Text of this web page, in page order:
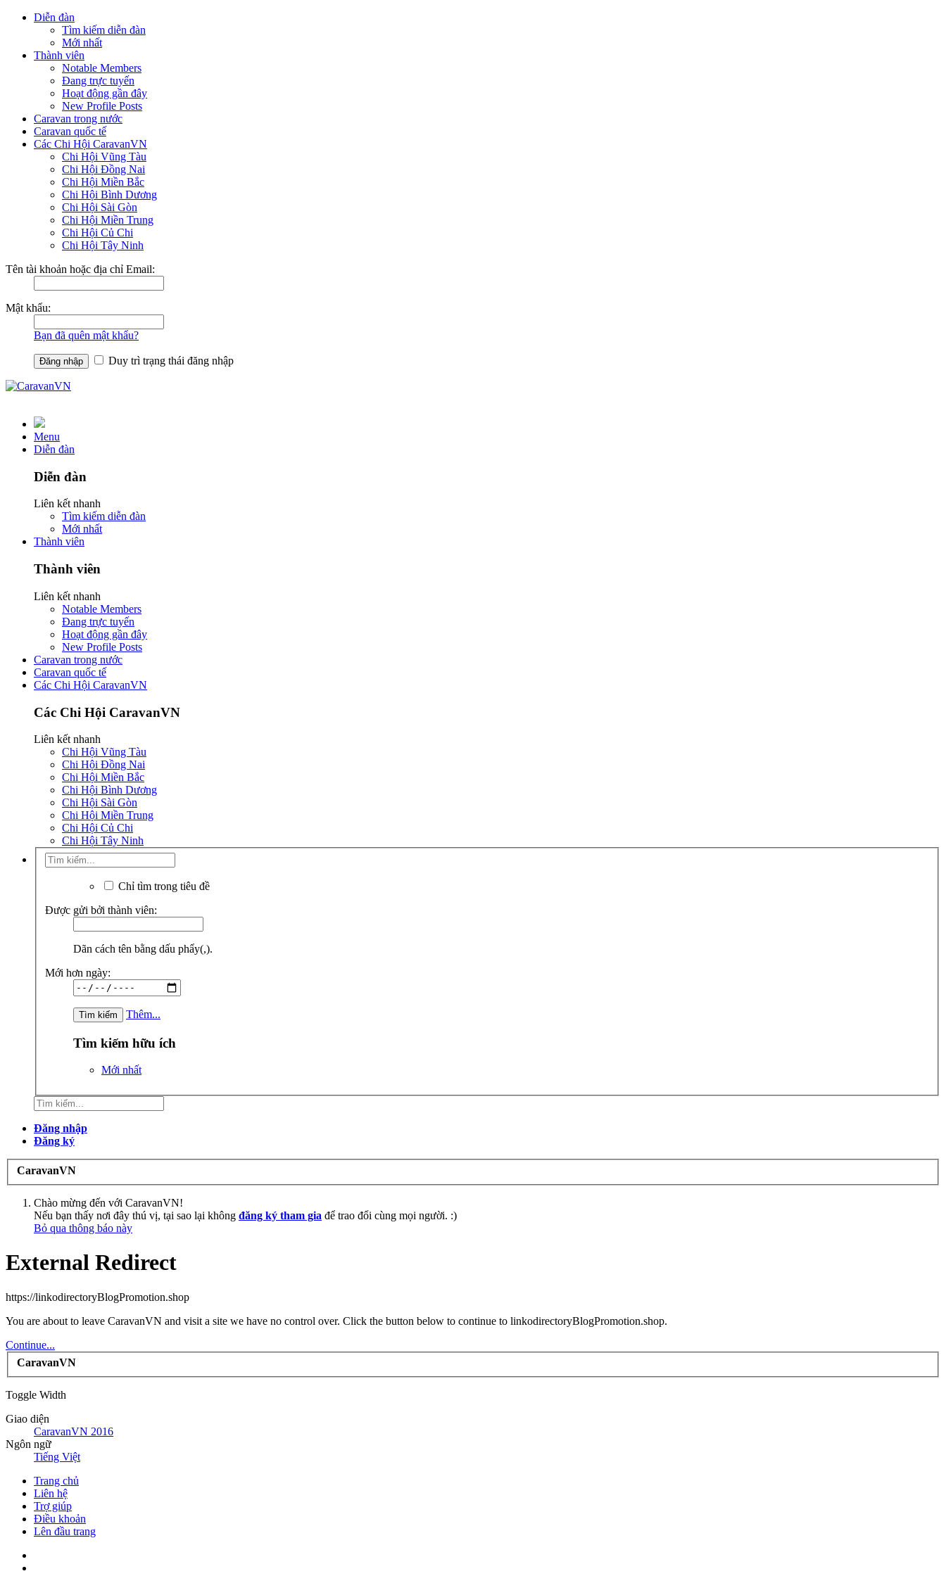
Diễn đàn
Tìm kiếm diễn đàn
Mới nhất
Thành viên
Notable Members
Đang trực tuyến
Hoạt động gần đây
New Profile Posts
Caravan trong nước
Caravan quốc tế
Các Chi Hội CaravanVN
Chi Hội Vũng Tàu
Chi Hội Đồng Nai
Chi Hội Miền Bắc
Chi Hội Bình Dương
Chi Hội Sài Gòn
Chi Hội Miền Trung
Chi Hội Củ Chi
Chi Hội Tây Ninh
Tên tài khoản hoặc địa chỉ Email:
Mật khẩu:
Bạn đã quên mật khẩu?
Duy trì trạng thái đăng nhập
Menu
Diễn đàn
Diễn đàn
Liên kết nhanh
Tìm kiếm diễn đàn
Mới nhất
Thành viên
Thành viên
Liên kết nhanh
Notable Members
Đang trực tuyến
Hoạt động gần đây
New Profile Posts
Caravan trong nước
Caravan quốc tế
Các Chi Hội CaravanVN
Các Chi Hội CaravanVN
Liên kết nhanh
Chi Hội Vũng Tàu
Chi Hội Đồng Nai
Chi Hội Miền Bắc
Chi Hội Bình Dương
Chi Hội Sài Gòn
Chi Hội Miền Trung
Chi Hội Củ Chi
Chi Hội Tây Ninh
Chỉ tìm trong tiêu đề
Được gửi bởi thành viên:
Dãn cách tên bằng dấu phẩy(,).
Mới hơn ngày:
Thêm...
Tìm kiếm hữu ích
Mới nhất
Đăng nhập
Đăng ký
CaravanVN
Chào mừng đến với CaravanVN!
Nếu bạn thấy nơi đây thú vị, tại sao lại không đăng ký tham gia để trao đổi cùng mọi người. :)
Bỏ qua thông báo này
External Redirect
https://linkodirectoryBlogPromotion.shop
You are about to leave CaravanVN and visit a site we have no control over. Click the button below to continue to linkodirectoryBlogPromotion.shop.
Continue...
CaravanVN
Toggle Width
Giao diện
CaravanVN 2016
Ngôn ngữ
Tiếng Việt
Trang chủ
Liên hệ
Trợ giúp
Điều khoản
Lên đầu trang